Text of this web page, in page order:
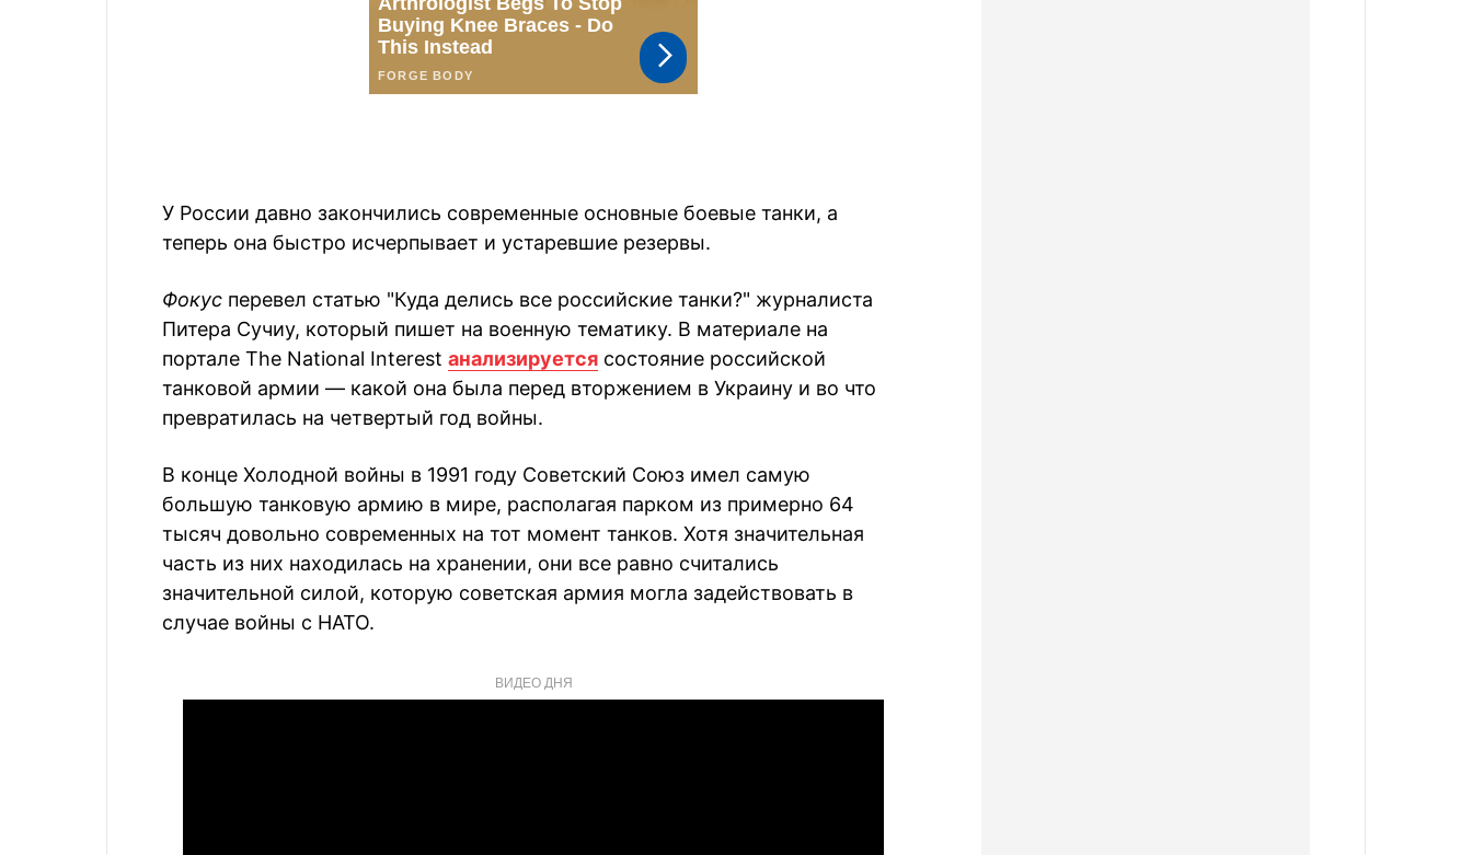
У России давно закончились современные основные боевые танки, а
теперь она быстро исчерпывает и устаревшие резервы.
Фокус перевел статью "Куда делись все российские танки?" журналиста
Питера Сучиу, который пишет на военную тематику. В материале на
портале The National Interest анализируется состояние российской
танковой армии — какой она была перед вторжением в Украину и во что
превратилась на четвертый год войны.
В конце Холодной войны в 1991 году Советский Союз имел самую
большую танковую армию в мире, располагая парком из примерно 64
тысяч довольно современных на тот момент танков. Хотя значительная
часть из них находилась на хранении, они все равно считались
значительной силой, которую советская армия могла задействовать в
случае войны с НАТО.
ВИДЕО ДНЯ